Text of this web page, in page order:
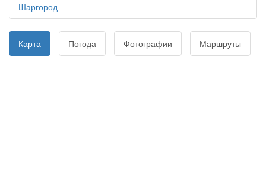
Шаргород
Карта Погода Фотографии Маршруты